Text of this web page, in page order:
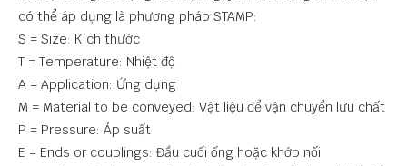
có thể áp dụng là phương pháp STAMP:
S = Size: Kích thước
T = Temperature: Nhiệt độ
A = Application: Ứng dụng
M = Material to be conveyed: Vật liệu để vận chuyển lưu chất
P = Pressure: Áp suất
E = Ends or couplings: Đầu cuối ống hoặc khớp nối